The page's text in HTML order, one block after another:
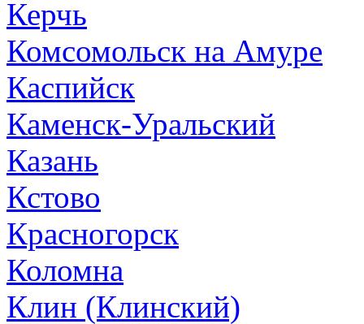
Керчь
Комсомольск на Амуре
Каспийск
Каменск-Уральский
Казань
Кстово
Красногорск
Коломна
Клин (Клинский)